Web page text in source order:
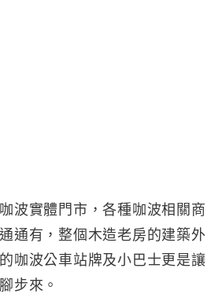
波實體門市，各種咖波相關商
通有，整個木造老房的建築外
咖波公車站牌及小巴士更是讓
步來。